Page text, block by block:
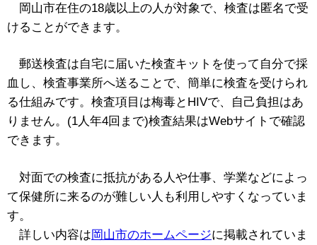
岡山市在住の18歳以上の人が対象で、検査は匿名で受
けることができます。
郵送検査は自宅に届いた検査キットを使って自分で採
血し、検査事業所へ送ることで、簡単に検査を受けられ
る仕組みです。検査項目は梅毒とHIVで、自己負担はあ
りません。(1人年4回まで)検査結果はWebサイトで確認
できます。
対面での検査に抵抗がある人や仕事、学業などによっ
て保健所に来るのが難しい人も利用しやすくなっていま
す。
詳しい内容は岡山市のホームページに掲載されていま